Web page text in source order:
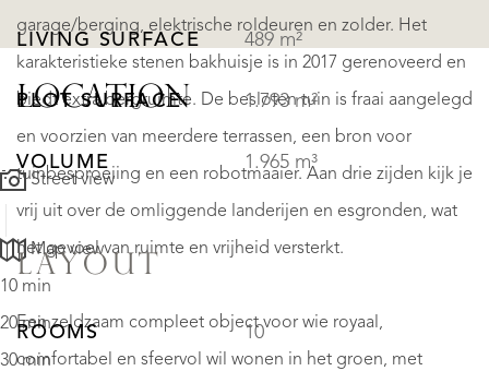
garage/berging, elektrische roldeuren en zolder. Het
karakteristieke stenen bakhuisje is in 2017 gerenoveerd en
biedt extra bergruimte. De besloten tuin is fraai aangelegd
en voorzien van meerdere terrassen, een bron voor
tuinbesproeiing en een robotmaaier. Aan drie zijden kijk je
vrij uit over de omliggende landerijen en esgronden, wat
het gevoel van ruimte en vrijheid versterkt.
Een zeldzaam compleet object voor wie royaal,
comfortabel en sfeervol wil wonen in het groen, met
LIVING SURFACE 489 m²
PLOT SURFACE 1.793 m²
VOLUME 1.965 m³
LAYOUT
ROOMS 10
LOCATION
Street view
Map view
10 min
20 min
30 min